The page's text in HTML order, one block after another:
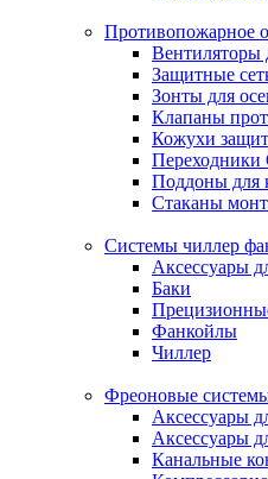
Противопожарное
Вентиляторы
Защитные
Зонты для
Клапаны
Кожухи
Переходники
Поддоны для
Стаканы
Системы чиллер
Аксессуары
Баки
Фанкойлы
Чиллер
Фреоновые
Аксессуары
Аксессуары
Канальные